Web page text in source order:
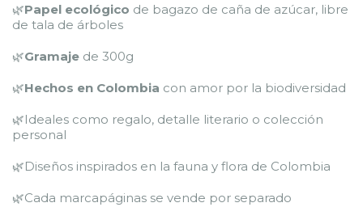
🌿Papel ecológico de bagazo de caña de azúcar, libre
de tala de árboles
🌿Gramaje de 300g
🌿Hechos en Colombia con amor por la biodiversidad
🌿Ideales como regalo, detalle literario o colección
personal
🌿Diseños inspirados en la fauna y flora de Colombia
🌿Cada marcapáginas se vende por separado